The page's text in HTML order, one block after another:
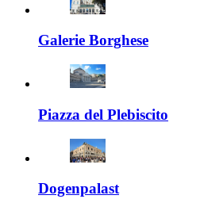
Galerie Borghese
Piazza del Plebiscito
Dogenpalast